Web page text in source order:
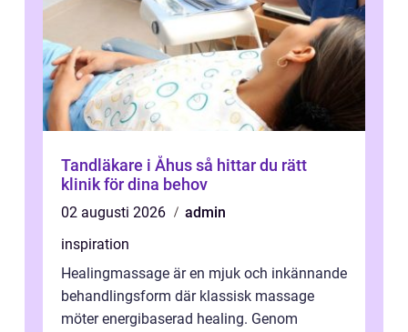
Tandläkare i Åhus så hittar du rätt
klinik för dina behov
02 augusti 2026
admin
inspiration
Healingmassage är en mjuk och inkännande
behandlingsform där klassisk massage
möter energibaserad healing. Genom